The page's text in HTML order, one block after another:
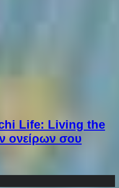
Life: Living the
ονείρων σου